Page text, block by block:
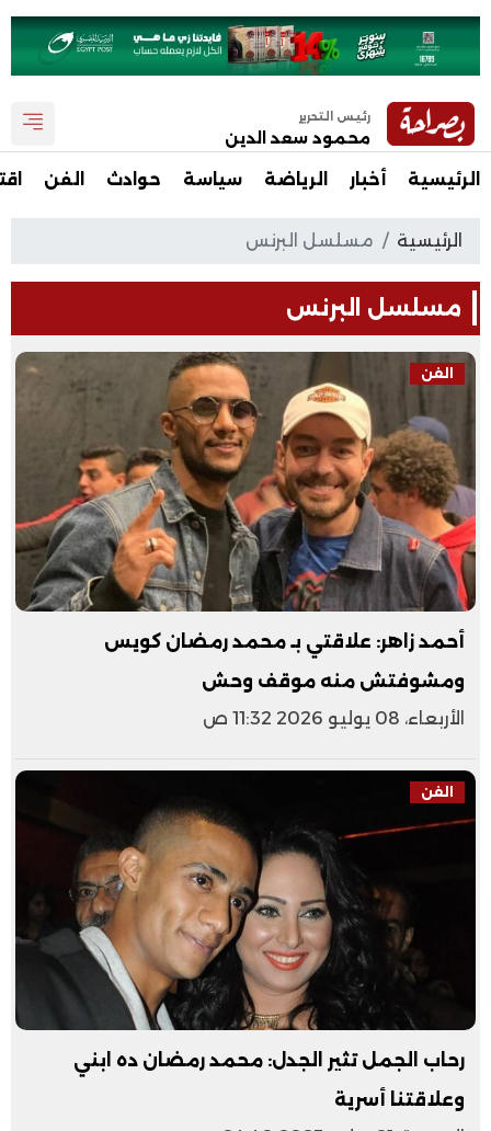
رئيس التحرير
محمود سعد الدين
الرئيسية أخبار الرياضة سياسة حوادث الفن
الرئيسية مسلسل البرنس
مسلسل البرنس
الفن
أحمد زاهر: علاقتي بـ محمد رمضان كويس
ومشوفتش منه موقف وحش
الأربعاء، 08 يوليو 2026 11:32 ص
الفن
رحاب الجمل تثير الجدل: محمد رمضان ده ابني
وعلاقتنا أسرية